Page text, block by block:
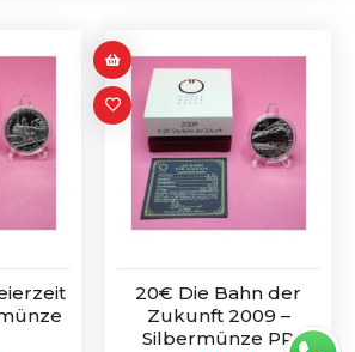
20€ Die Bahn der
Zukunft 2009 –
Silbermünze PP